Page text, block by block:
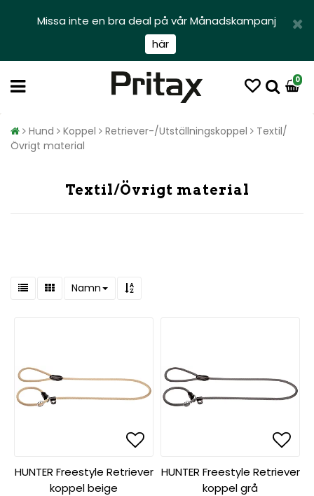
Missa inte en bra deal på vår Månadskampanj
här
0
Hund Koppel Retriever-/Utställningskoppel
Textil/
Övrigt material
Textil/Övrigt material
Namn
Lägg till i
Lägg till i
HUNTER Freestyle Retriever
koppel beige
HUNTER Freestyle Retriever
koppel grå